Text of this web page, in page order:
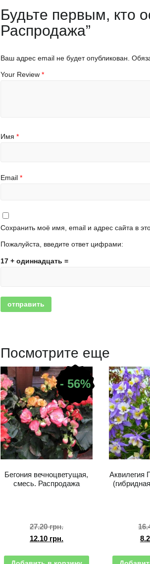
Будьте первым, кто
Распродажа”
Ваш адрес email не будет опубликован.
Your Review *
Имя *
Email *
Сохранить моё имя, email и адрес сайта в
Пожалуйста, введите ответ цифрами:
17 + одиннадцать =
Посмотрите еще
- 56%
Бегония вечноцветущая,
смесь. Распродажа
27.20грн.
12.10 грн.
Аквилегия